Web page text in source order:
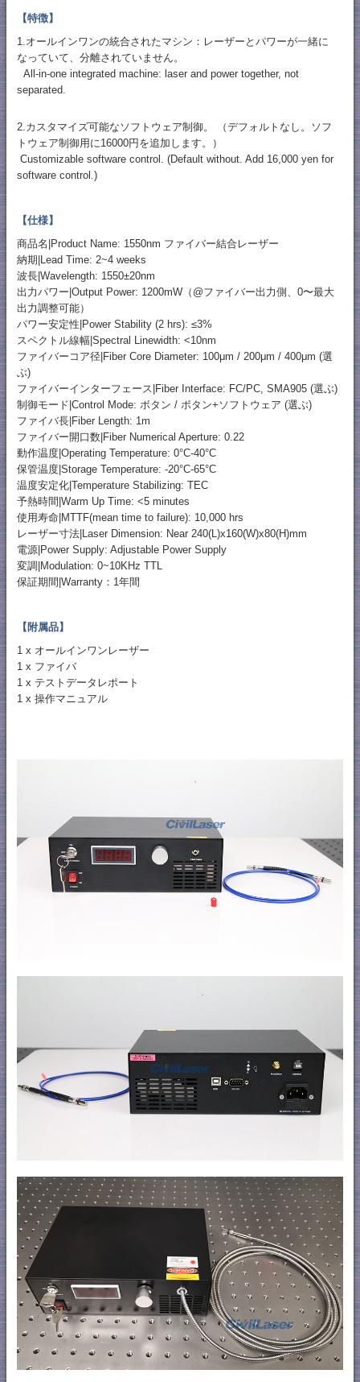
【特徴】
1.オールインワンの統合されたマシン：レーザーとパワーが一緒に
なっていて、分離されていません。
All-in-one integrated machine: laser and power together, not
separated.
2.カスタマイズ可能なソフトウェア制御。 （デフォルトなし。ソフ
トウェア制御用に16000円を追加します。）
Customizable software control. (Default without. Add 16,000 yen for
software control.)
【仕様】
商品名|Product Name: 1550nm ファイバー結合レーザー
納期|Lead Time: 2~4 weeks
波長|Wavelength: 1550±20nm
出力パワー|Output Power: 1200mW（@ファイバー出力側、0〜最大
出力調整可能）
パワー安定性|Power Stability (2 hrs): ≤3%
スペクトル線幅|Spectral Linewidth: <10nm
ファイバーコア径|Fiber Core Diameter: 100μm / 200μm / 400μm (選
ぶ)
ファイバーインターフェース|Fiber Interface: FC/PC, SMA905 (選ぶ)
制御モード|Control Mode: ボタン / ボタン+ソフトウェア (選ぶ)
ファイバ長|Fiber Length: 1m
ファイバー開口数|Fiber Numerical Aperture: 0.22
動作温度|Operating Temperature: 0°C-40°C
保管温度|Storage Temperature: -20°C-65°C
温度安定化|Temperature Stabilizing: TEC
予熱時間|Warm Up Time: <5 minutes
使用寿命|MTTF(mean time to failure): 10,000 hrs
レーザー寸法|Laser Dimension: Near 240(L)x160(W)x80(H)mm
電源|Power Supply: Adjustable Power Supply
変調|Modulation: 0~10KHz TTL
保証期間|Warranty：1年間
【附属品】
1 x オールインワンレーザー
1 x ファイバ
1 x テストデータレポート
1 x 操作マニュアル